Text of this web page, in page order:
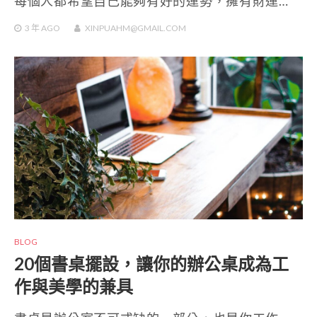
3 年 AGO XINPUAHM@GMAIL.COM
BLOG
20個書桌擺設，讓你的辦公桌成為工
作與美學的兼具